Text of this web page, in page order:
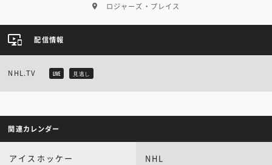
ロジャーズ・プレイス
配信情報
NHL.TV LIVE 見逃し
関連カレンダー
アイスホッケー NHL